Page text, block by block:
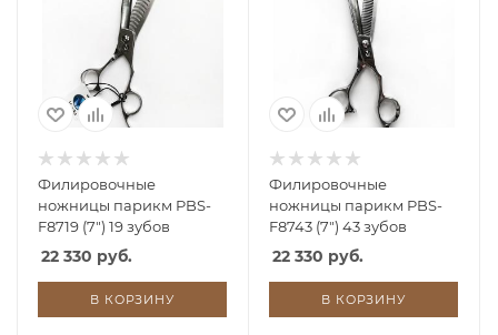
Филировочные
ножницы парикм PBS-
F8719 (7") 19 зубов
22 330 руб.
В КОРЗИНУ
Филировочные
ножницы парикм PBS-
F8743 (7") 43 зубов
22 330 руб.
В КОРЗИНУ